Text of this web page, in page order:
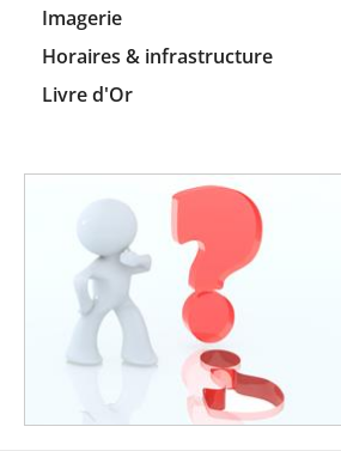
Imagerie
Horaires & infrastructure
Livre d'Or